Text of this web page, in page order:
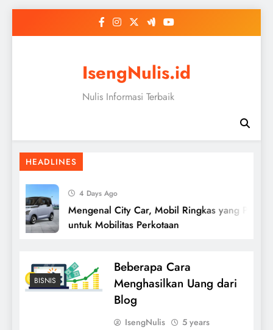
IsengNulis.id
Nulis Informasi Terbaik
HEADLINES
4 Days Ago
Mengenal City Car, Mobil Ringkas yang Praktis
untuk Mobilitas Perkotaan
BISNIS
Beberapa Cara
Menghasilkan Uang dari
Blog
IsengNulis
5 years